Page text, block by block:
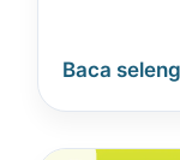
Baca